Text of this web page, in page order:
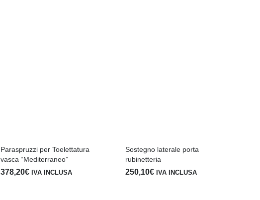
Paraspruzzi per Toelettatura
vasca “Mediterraneo”
378,20€ IVA INCLUSA
Sostegno laterale porta
rubinetteria
250,10€ IVA INCLUSA